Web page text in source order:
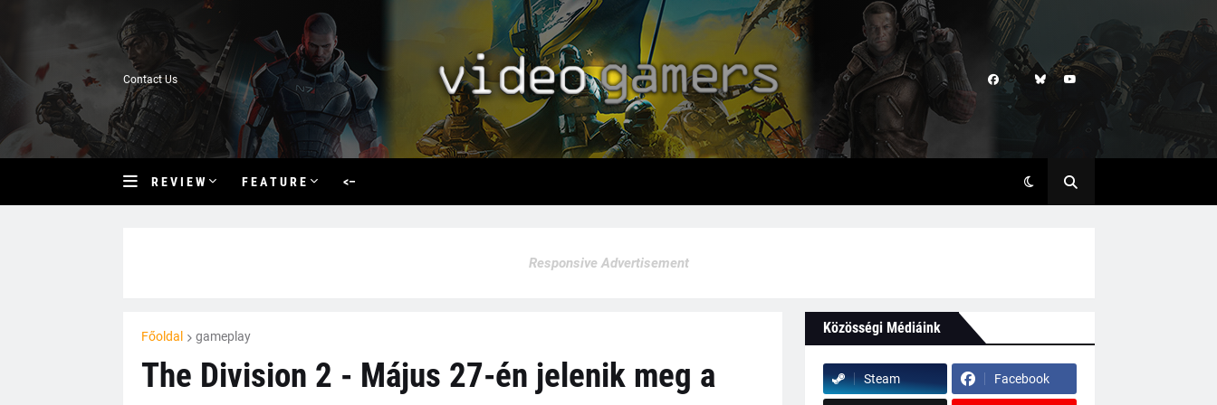
Contact Us
R E V I E W F E A T U R E <–
Responsive Advertisement
Főoldal gameplay
The Division 2 - Május 27-én jelenik meg a
Közösségi Médiáink
Steam Facebook